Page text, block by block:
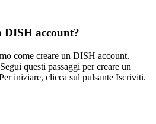
DISH account?
come creare un DISH account.
questi passaggi per creare un
iniziare, clicca sul pulsante Iscriviti.